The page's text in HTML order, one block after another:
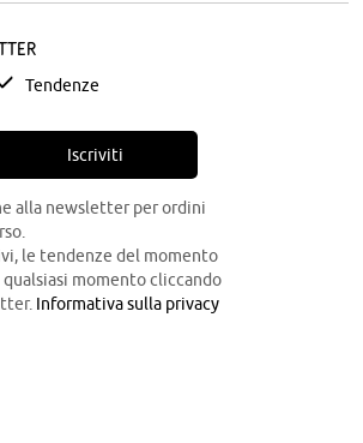
Tendenze
Iscriviti
alla newsletter per ordini
le tendenze del momento
momento cliccando
Informativa sulla privacy